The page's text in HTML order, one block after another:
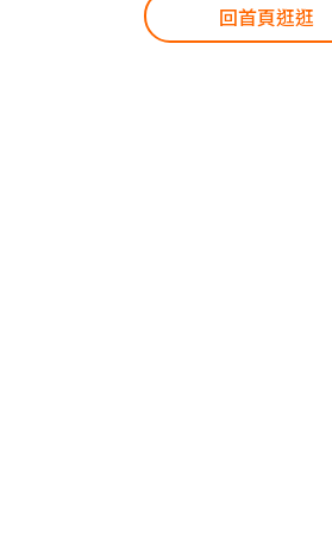
回首頁逛逛